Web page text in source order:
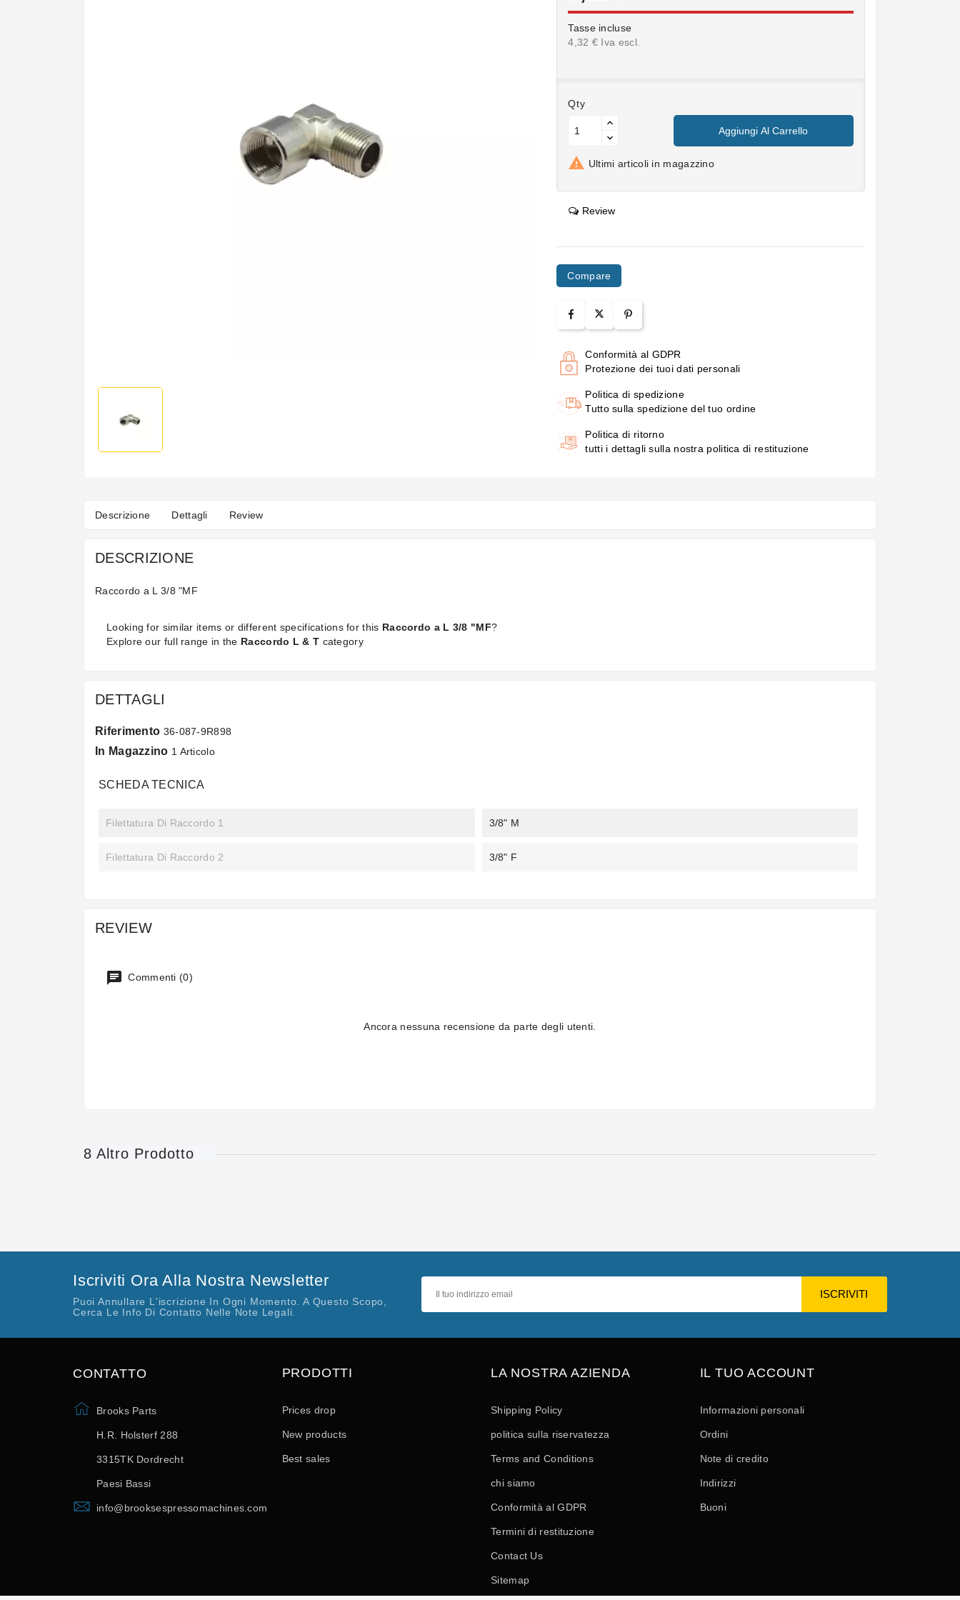
Tasse incluse
4,32 € Iva escl.
Qty
Aggiungi Al Carrello
 Ultimi articoli in magazzino
Review
Compare
Conformità al GDPR
Protezione dei tuoi dati personali
Politica di spedizione
Tutto sulla spedizione del tuo ordine
Politica di ritorno
tutti i dettagli sulla nostra politica di restituzione
Descrizione Dettagli Review
DESCRIZIONE
Raccordo a L 3/8 "MF
Looking for similar items or different specifications for this Raccordo a L 3/8 "MF?
Explore our full range in the Raccordo L & T category
DETTAGLI
Riferimento 36-087-9R898
In Magazzino 1 Articolo
SCHEDA TECNICA
Filettatura Di Raccordo 1 3/8" M
Filettatura Di Raccordo 2 3/8" F
REVIEW
Commenti (0)
Ancora nessuna recensione da parte degli utenti.
8 Altro Prodotto
Iscriviti Ora Alla Nostra Newsletter
Puoi Annullare L'iscrizione In Ogni Momento. A Questo Scopo,
Cerca Le Info Di Contatto Nelle Note Legali.
CONTATTO
Brooks Parts
H.R. Holsterf 288
3315TK Dordrecht
Paesi Bassi
info@brooksespressomachines.com
PRODOTTI
Prices drop
New products
Best sales
LA NOSTRA AZIENDA
Shipping Policy
politica sulla riservatezza
Terms and Conditions
chi siamo
Conformità al GDPR
Termini di restituzione
Contact Us
Sitemap
IL TUO ACCOUNT
Informazioni personali
Ordini
Note di credito
Indirizzi
Buoni